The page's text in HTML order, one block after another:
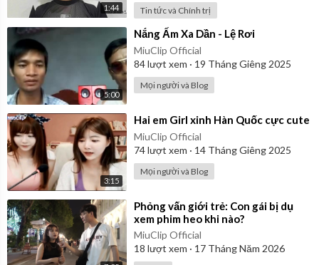
1:44 Tin tức và Chính trị
5:00
⁣Nắng Ấm Xa Dần - Lệ Rơi
MiuClip Official
84lượt xem · 19 Tháng Giêng 2025
Mọi người và Blog
3:15
⁣Hai em Girl xinh Hàn Quốc cực cute
MiuClip Official
74lượt xem · 14 Tháng Giêng 2025
Mọi người và Blog
⁣Phỏng vấn giới trẻ: Con gái bị dụ
xem phim heo khi nào?
MiuClip Official
18 lượt xem · 17 Tháng Năm 2026